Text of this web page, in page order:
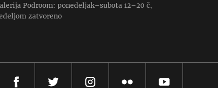
Podroom: ponedeljak–subota 12–20 č,
zatvoreno